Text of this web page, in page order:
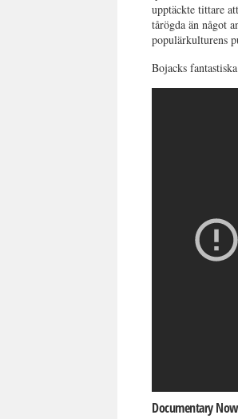
upptäckte tittare
tårögda än något
populärkulturens
Bojacks
Documentary